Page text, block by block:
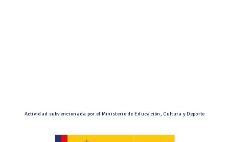
Actividad subvencionada por el Ministerio de Educación, Cultura y Deporte